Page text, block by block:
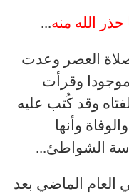
حذر الله منه...
صلاة العصر وعدت
موجودا وقرأت
وقد كُتب عليه
وأنها
الشواطئ...
العام الماضي بعد